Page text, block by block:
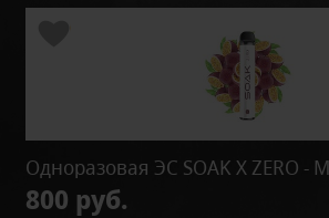
Одноразовая ЭС SOAK X ZERO -
800 руб.